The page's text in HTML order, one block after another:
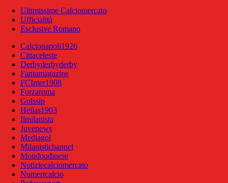
Ultimissime Calciomercato
Ufficialità
Esclusive Romano
Calcionapoli1926
Cittaceleste
Derbyderbyderby
Fantamagazine
FCInter1908
Forzaroma
Golssip
Hellas1903
Ilmilanista
Juvenews
Mediagol
Milanistichannel
Mondoudinese
Notiziecalciomercato
Numericalcio